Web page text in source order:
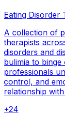
Eating Disorder
A collection of
therapists
disorders and
bulimia to binge
professionals
control, and
relationship
+24